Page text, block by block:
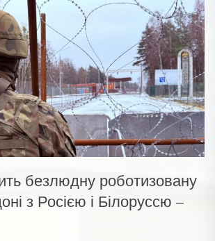
безлюдну роботизовану
з Росією і Білоруссю –